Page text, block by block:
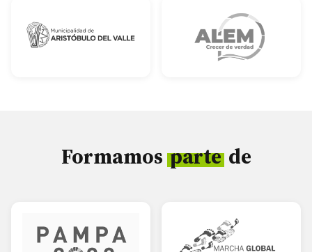
Formamos partede